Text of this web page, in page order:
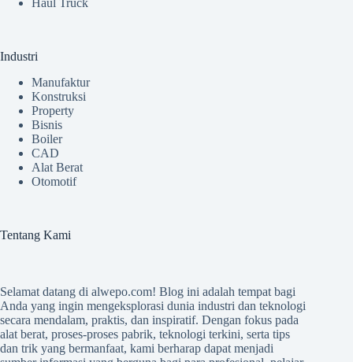
Industri
Manufaktur
Konstruksi
Property
Bisnis
Boiler
CAD
Alat Berat
Otomotif
Tentang Kami
Selamat datang di alwepo.com! Blog ini adalah tempat bagi
Anda yang ingin mengeksplorasi dunia industri dan teknologi
secara mendalam, praktis, dan inspiratif. Dengan fokus pada
alat berat, proses-proses pabrik, teknologi terkini, serta tips
dan trik yang bermanfaat, kami berharap dapat menjadi